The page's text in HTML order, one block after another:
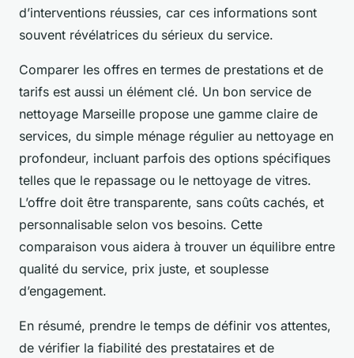
d’interventions réussies, car ces informations sont
souvent révélatrices du sérieux du service.
Comparer les offres en termes de prestations et de
tarifs est aussi un élément clé. Un bon service de
nettoyage Marseille propose une gamme claire de
services, du simple ménage régulier au nettoyage en
profondeur, incluant parfois des options spécifiques
telles que le repassage ou le nettoyage de vitres.
L’offre doit être transparente, sans coûts cachés, et
personnalisable selon vos besoins. Cette
comparaison vous aidera à trouver un équilibre entre
qualité du service, prix juste, et souplesse
d’engagement.
En résumé, prendre le temps de définir vos attentes,
de vérifier la fiabilité des prestataires et de